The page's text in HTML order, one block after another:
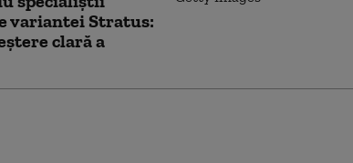
variantei Stratus:
clară a